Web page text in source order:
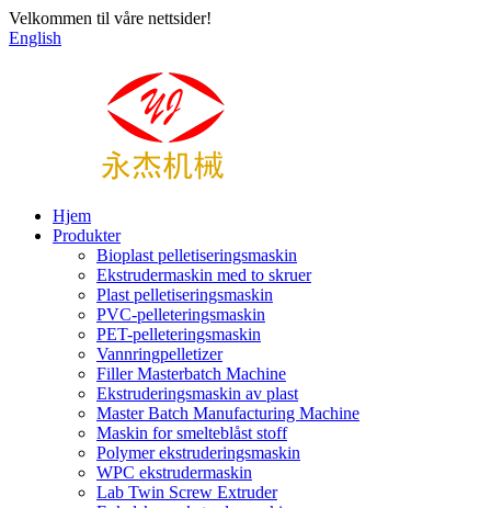
Velkommen til våre nettsider!
English
Hjem
Produkter
Bioplast pelletiseringsmaskin
Ekstrudermaskin med to skruer
Plast pelletiseringsmaskin
PVC-pelleteringsmaskin
PET-pelleteringsmaskin
Vannringpelletizer
Filler Masterbatch Machine
Ekstruderingsmaskin av plast
Master Batch Manufacturing Machine
Maskin for smelteblåst stoff
Polymer ekstruderingsmaskin
WPC ekstrudermaskin
Lab Twin Screw Extruder